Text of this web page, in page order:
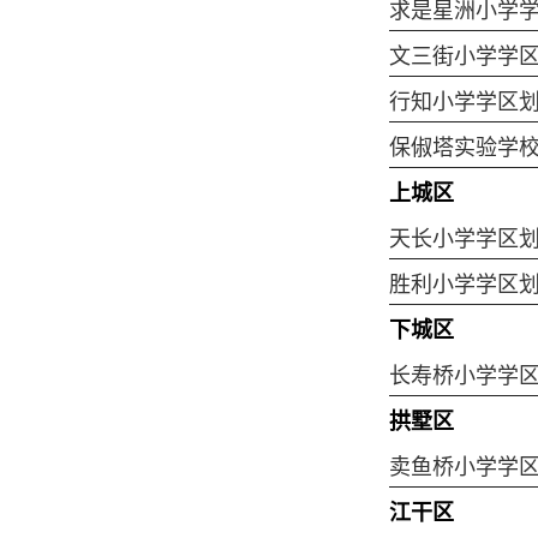
求是星洲小学
文三街小学学
行知小学学区
保俶塔实验学
上城区
天长小学学区
胜利小学学区
下城区
长寿桥小学学
拱墅区
卖鱼桥小学学
江干区